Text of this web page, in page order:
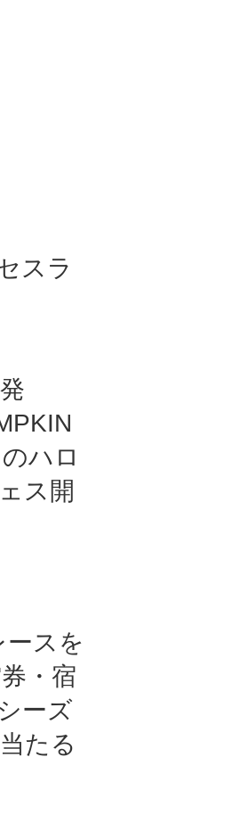
スラ
ハロ
ス開
ースを
・宿
ーズ
たる